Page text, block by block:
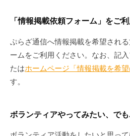
「情報掲載依頼フォーム」をご
ぷらざ通信へ情報掲載を希望され
ームをご利用ください。なお、記
たはホームページ「情報掲載を希望
す。
ボランティアやってみたい、で